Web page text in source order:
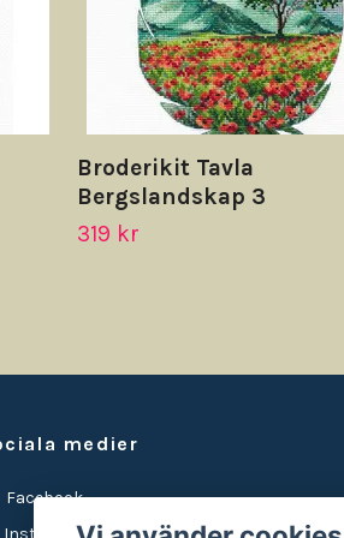
Broderikit Tavla
Bergslandskap 3
319 kr
medier
Facebook